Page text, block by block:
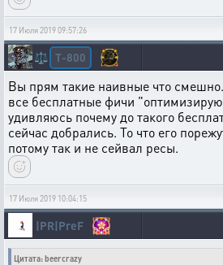
17 Июля 2019 09:57:26
⚖️ T-800
Вы прям такие наивные что
все бесплатные фичи
удивляюсь почему до такого
сейчас добрались. То что его
потому так и не сейвал ресы.
17 Июля 2019 10:04:15
|PR|PreF
Цитата: beercrazy